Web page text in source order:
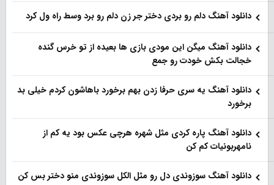
دانلود آهنگ دلم رو بردی دختر جر زن دلم رو برد وسط راه ول کرد
دانلود آهنگ میگن این مودی بازی ها بعیده از تو خرس گنده
خجالت بکش خودت رو جمع
دانلود آهنگ یه سری حرفا زدن بهم برخورد باهاشون کردم خیلی بد
برخورد
دانلود آهنگ پاره کردی مثل شهره هرچی عکس بود یه کم از
نامهربونیات کم کن
دانلود آهنگ سوزوندی دل رو مثل الکل سوزوندی منو دختر بس کن